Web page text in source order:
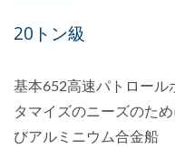
20トン級
基本652高速パトロール
タマイズのニーズのた
びアルミニウム合金船